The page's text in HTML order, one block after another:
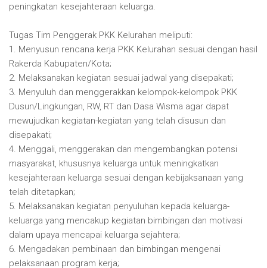
peningkatan kesejahteraan keluarga.
Tugas Tim Penggerak PKK Kelurahan meliputi:
1. Menyusun rencana kerja PKK Kelurahan sesuai dengan hasil
Rakerda Kabupaten/Kota;
2. Melaksanakan kegiatan sesuai jadwal yang disepakati;
3. Menyuluh dan menggerakkan kelompok-kelompok PKK
Dusun/Lingkungan, RW, RT dan Dasa Wisma agar dapat
mewujudkan kegiatan-kegiatan yang telah disusun dan
disepakati;
4. Menggali, menggerakan dan mengembangkan potensi
masyarakat, khususnya keluarga untuk meningkatkan
kesejahteraan keluarga sesuai dengan kebijaksanaan yang
telah ditetapkan;
5. Melaksanakan kegiatan penyuluhan kepada keluarga-
keluarga yang mencakup kegiatan bimbingan dan motivasi
dalam upaya mencapai keluarga sejahtera;
6. Mengadakan pembinaan dan bimbingan mengenai
pelaksanaan program kerja;